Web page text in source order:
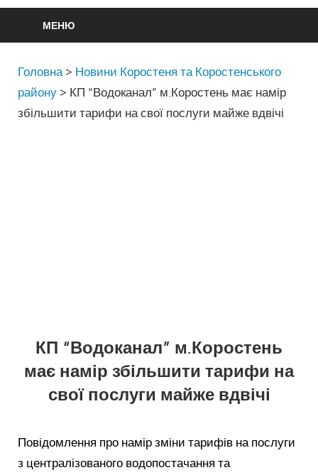
МЕНЮ
Головна > Новини Коростеня та Коростенського
району > КП “Водоканал” м.Коростень має намір
збільшити тарифи на свої послуги майже вдвічі
КП “Водоканал” м.Коростень
має намір збільшити тарифи на
свої послуги майже вдвічі
Повідомлення про намір зміни тарифів на послуги
з централізованого водопостачання та